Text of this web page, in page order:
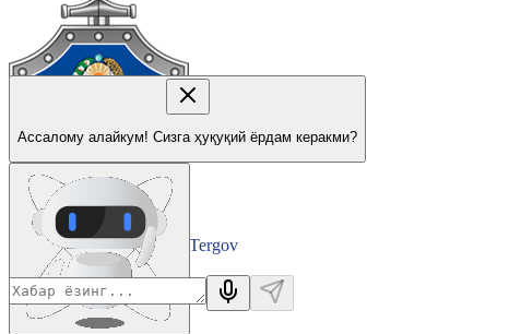
Tergov
Departamenti
Ассалому алайкум! Сизга ҳуқуқий ёрдам керакми?